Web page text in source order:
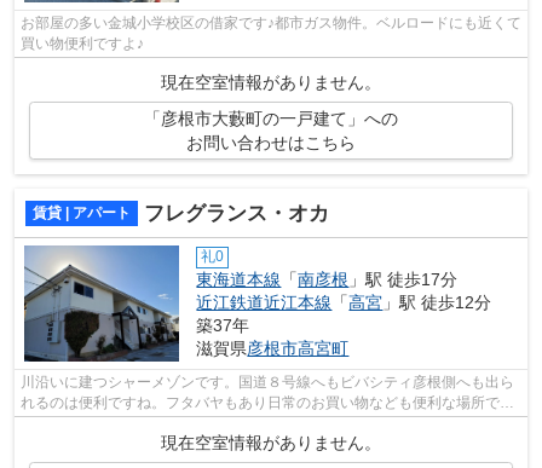
お部屋の多い金城小学校区の借家です♪都市ガス物件。ベルロードにも近くて
買い物便利ですよ♪
現在空室情報がありません。
「彦根市大藪町の一戸建て」への
お問い合わせはこちら
賃貸 | アパート フレグランス・オカ
礼0
東海道本線 「南彦根 」駅 徒歩17分
近江鉄道近江本線 「高宮 」駅 徒歩12分
築37年
滋賀県彦根市高宮町
川沿いに建つシャーメゾンです。国道８号線へもビバシティ彦根側へも出ら
れるのは便利ですね。フタバヤもあり日常のお買い物なども便利な場所で
現在空室情報がありません。